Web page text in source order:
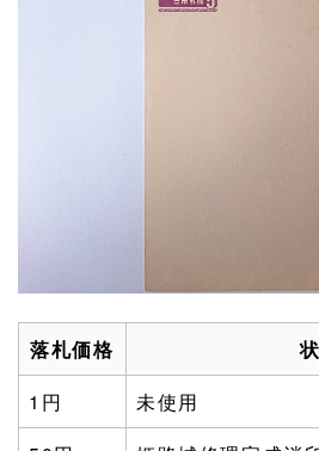
落札価格
1円
未使用